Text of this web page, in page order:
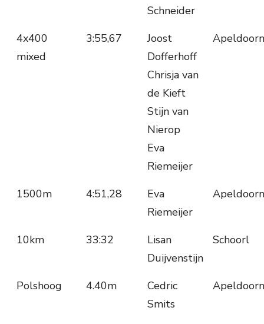
Schneider
4x400
mixed
3:55,67
Joost
Dofferhoff
Chrisja van
de Kieft
Stijn van
Nierop
Eva
Riemeijer
Apeldoorn
1500m 4:51,28
Eva
Riemeijer
Apeldoorn
10km 33:32
Lisan
Duijvenstijn
Schoorl
Polshoog 4.40m
Cedric
Smits
Apeldoorn